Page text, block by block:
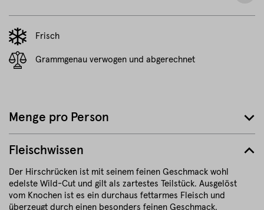
Frisch
Grammgenau verwogen und abgerechnet
Fleischwissen
Der Hirschrücken ist mit seinem feinen Geschmack wohl
edelste Wild-Cut und gilt als zartestes Teilstück. Ausgelöst
vom Knochen ist es ein durchaus fettarmes Fleisch und
überzeugt durch einen besonders feinen Geschmack.
Menge pro Person